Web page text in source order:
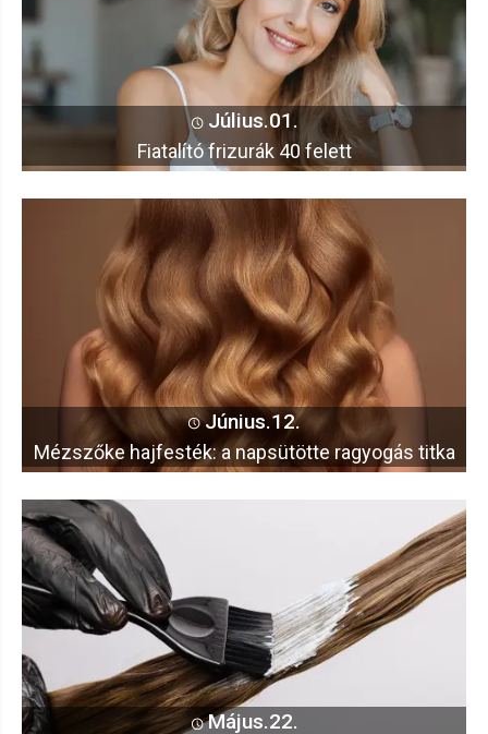
Július.01.
Fiatalító frizurák 40 felett
Június.12.
Mézszőke hajfesték: a napsütötte ragyogás titka
Május.22.